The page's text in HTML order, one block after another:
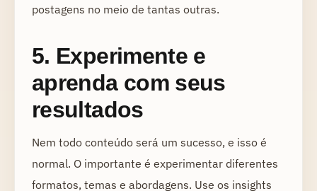
postagens no meio de tantas outras.
5. Experimente e
aprenda com seus
resultados
Nem todo conteúdo será um sucesso, e isso é
normal. O importante é experimentar diferentes
formatos, temas e abordagens. Use os insights